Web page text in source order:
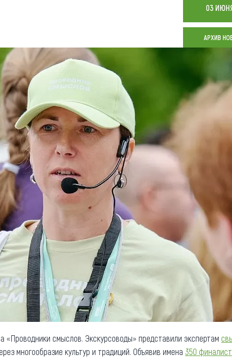
Общая информация
Как добраться
Люди, прославившие Алтай
Карты и буклеты
03
АРХИВ
смыслов. Экскурсоводы» представили экспертам
многообразие культур и традиций. Объявив имена 350